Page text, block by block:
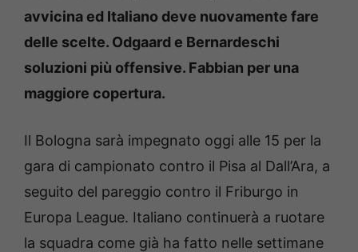
avvicina ed Italiano deve nuovamente fare
delle scelte. Odgaard e Bernardeschi
soluzioni più offensive. Fabbian per una
maggiore copertura.
Il Bologna sarà impegnato oggi alle 15 per la
gara di campionato contro il Pisa al Dall’Ara, a
seguito del pareggio contro il Friburgo in
Europa League. Italiano continuerà a ruotare
la squadra come già ha fatto nelle settimane